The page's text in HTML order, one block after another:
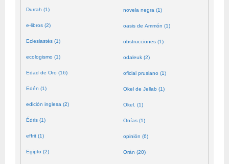
Durrah (1)
e-libros (2)
Eclesiastés (1)
ecologismo (1)
Edad de Oro (16)
Edén (1)
edición inglesa (2)
Édris (1)
effrit (1)
Egipto (2)
novela negra (1)
oasis de Ammón (1)
obstrucciones (1)
odaleuk (2)
oficial prusiano (1)
Okel de Jellab (1)
Okel. (1)
Onías (1)
opinión (6)
Orán (20)